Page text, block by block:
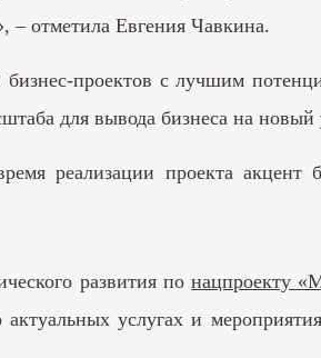
– отметила Евгения Чавкина.
проектов с лучшим
для вывода бизнеса на новый
реализации проекта акцент
развития понацпроекту
услугах и